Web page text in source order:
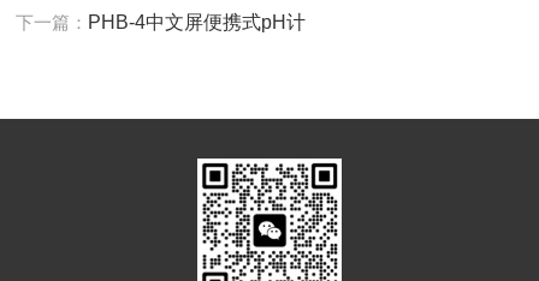
下一篇： PHB-4中文屏便携式pH计